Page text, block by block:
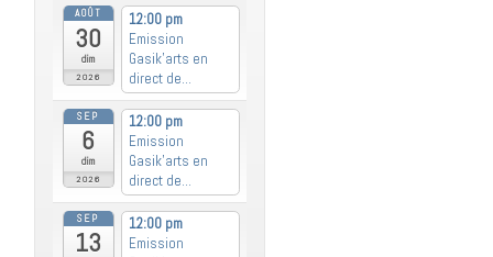
AOÛT
30
dim
2026
12:00 pm
Emission
Gasik’arts en
direct de...
SEP
6
dim
2026
12:00 pm
Emission
Gasik’arts en
direct de...
SEP
13
12:00 pm
Emission